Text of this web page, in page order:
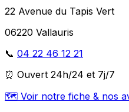
22 Avenue du Tapis Vert
06220 Vallauris
📞 04 22 46 12 21
⏰ Ouvert 24h/24 et 7j/7
🗺️ Voir notre fiche & nos